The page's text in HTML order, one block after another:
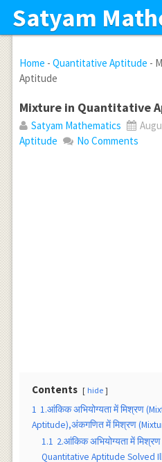
Satyam
Home - Quantitative Aptitude -
Aptitude
Mixture in Quantitative
Satyam Mathematics
Aptitude
No Comments
Contents hide
1 1.आंकिक अभियोग्यता में मिश्रण
Aptitude),अंकगणित में मिश्रण
1.1 2.आंकिक अभियोग्यता में
Quantitative Aptitude Solved